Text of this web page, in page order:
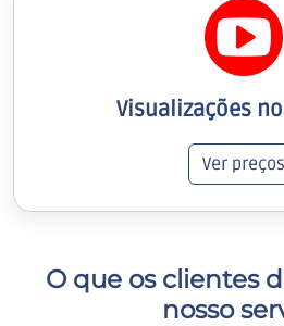
Visualizações
Ver preços
O que os clientes
nosso